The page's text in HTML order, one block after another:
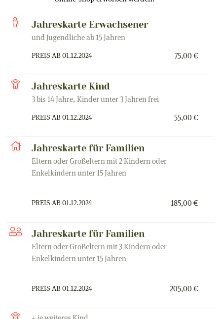
Jahreskarte Erwachsener
und Jugendliche ab 15 Jahren
PREIS AB 01.12.2024 75,00 €
Jahreskarte Kind
3 bis 14 Jahre, Kinder unter 3 Jahren frei
PREIS AB 01.12.2024 55,00 €
Jahreskarte für Familien
Eltern oder Großeltern mit 2 Kindern oder
Enkelkindern unter 15 Jahren
PREIS AB 01.12.2024 185,00 €
Jahreskarte für Familien
Eltern oder Großeltern mit 3 Kindern oder
Enkelkindern unter 15 Jahren
PREIS AB 01.12.2024 205,00 €